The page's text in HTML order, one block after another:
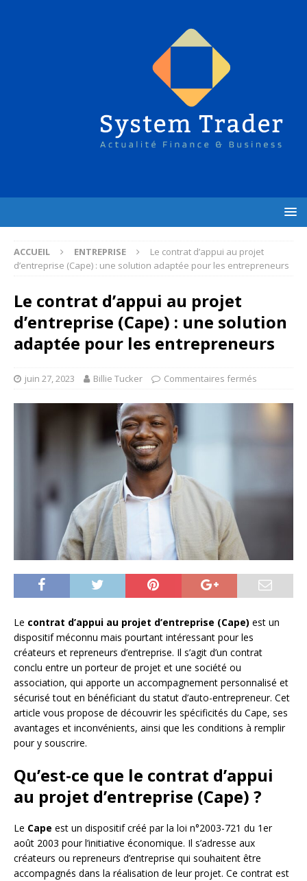
ACCUEIL ENTREPRISE
Le contrat d’appui au projet
d’entreprise (Cape) : une solution adaptée pour les entrepreneurs
Le contrat d’appui au projet
d’entreprise (Cape) : une solution
adaptée pour les entrepreneurs
juin 27, 2023 Billie Tucker Commentaires fermés
Le contrat d’appui au projet d’entreprise (Cape) est un
dispositif méconnu mais pourtant intéressant pour les
créateurs et repreneurs d’entreprise. Il s’agit d’un contrat
conclu entre un porteur de projet et une société ou
association, qui apporte un accompagnement personnalisé et
sécurisé tout en bénéficiant du statut d’auto-entrepreneur. Cet
article vous propose de découvrir les spécificités du Cape, ses
avantages et inconvénients, ainsi que les conditions à remplir
pour y souscrire.
Qu’est-ce que le contrat d’appui
au projet d’entreprise (Cape) ?
Le Cape est un dispositif créé par la loi n°2003-721 du 1er
août 2003 pour l’initiative économique. Il s’adresse aux
créateurs ou repreneurs d’entreprise qui souhaitent être
accompagnés dans la réalisation de leur projet. Ce contrat est